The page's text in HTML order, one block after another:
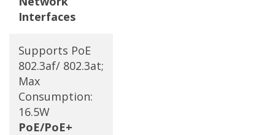
Interfaces
PoE/PoE+
Supports PoE
802.3af/ 802.3at;
Max
Consumption:
16.5W